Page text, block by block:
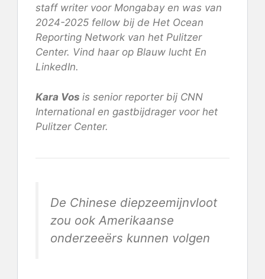
staff writer voor Mongabay en was van
2024-2025 fellow bij de Het Ocean
Reporting Network van het Pulitzer
Center. Vind haar op Blauw lucht En
LinkedIn.
Kara Vos is senior reporter bij CNN
International en gastbijdrager voor het
Pulitzer Center.
De Chinese diepzeemijnvloot
zou ook Amerikaanse
onderzeeërs kunnen volgen